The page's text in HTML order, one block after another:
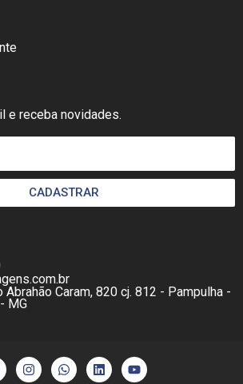
e receba novidades.
CADASTRAR
Abrahão Caram, 820 cj. 812 - Pampulha -
MG
I
n
s
W
h
a
L
i
n
Y
o
u